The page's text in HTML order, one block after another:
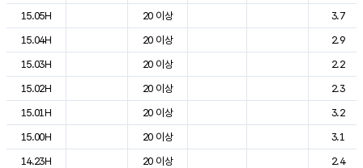
15.05H
20 이상
3.7
15.04H
20 이상
2.9
15.03H
20 이상
2.2
15.02H
20 이상
2.3
15.01H
20 이상
3.2
15.00H
20 이상
3.1
14.23H
20 이상
2.4